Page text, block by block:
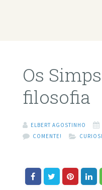
Os
filosofia
ELBERT AGOSTINHO
COMENTE!